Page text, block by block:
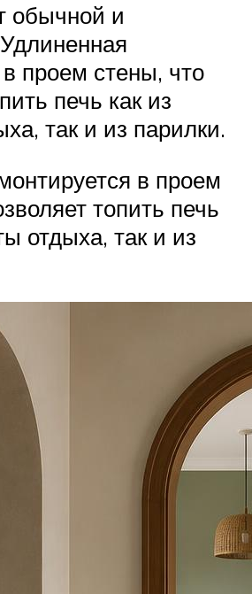
обычной и
проем стены, что
печь как из
так и из парилки.
в проем
топить печь
отдыха, так и из